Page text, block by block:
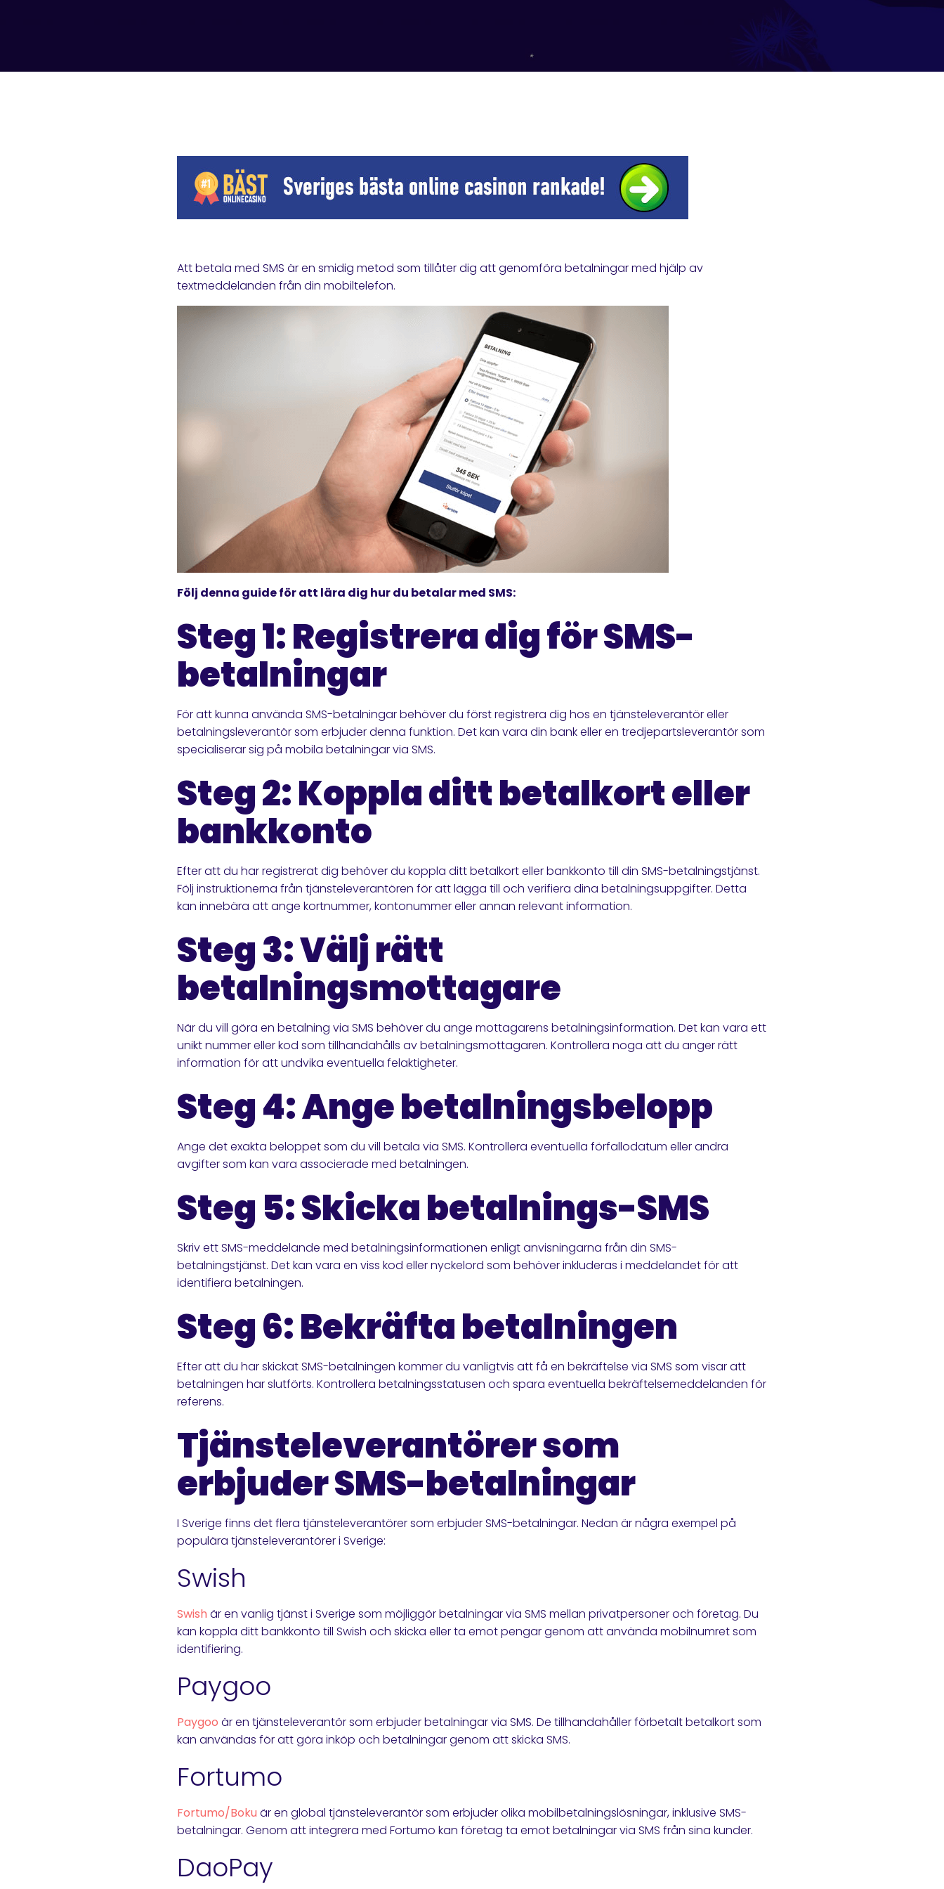
Att betala med SMS är en smidig metod som tillåter dig att genomföra betalningar med hjälp av
textmeddelanden från din mobiltelefon.
Följ denna guide för att lära dig hur du betalar med SMS:
Steg 1: Registrera dig för SMS-
betalningar
För att kunna använda SMS-betalningar behöver du först registrera dig hos en tjänsteleverantör eller
betalningsleverantör som erbjuder denna funktion. Det kan vara din bank eller en tredjepartsleverantör som
specialiserar sig på mobila betalningar via SMS.
Steg 2: Koppla ditt betalkort eller
bankkonto
Efter att du har registrerat dig behöver du koppla ditt betalkort eller bankkonto till din SMS-betalningstjänst.
Följ instruktionerna från tjänsteleverantören för att lägga till och verifiera dina betalningsuppgifter. Detta
kan innebära att ange kortnummer, kontonummer eller annan relevant information.
Steg 3: Välj rätt
betalningsmottagare
När du vill göra en betalning via SMS behöver du ange mottagarens betalningsinformation. Det kan vara ett
unikt nummer eller kod som tillhandahålls av betalningsmottagaren. Kontrollera noga att du anger rätt
information för att undvika eventuella felaktigheter.
Steg 4: Ange betalningsbelopp
Ange det exakta beloppet som du vill betala via SMS. Kontrollera eventuella förfallodatum eller andra
avgifter som kan vara associerade med betalningen.
Steg 5: Skicka betalnings-SMS
Skriv ett SMS-meddelande med betalningsinformationen enligt anvisningarna från din SMS-
betalningstjänst. Det kan vara en viss kod eller nyckelord som behöver inkluderas i meddelandet för att
identifiera betalningen.
Steg 6: Bekräfta betalningen
Efter att du har skickat SMS-betalningen kommer du vanligtvis att få en bekräftelse via SMS som visar att
betalningen har slutförts. Kontrollera betalningsstatusen och spara eventuella bekräftelsemeddelanden för
referens.
Tjänsteleverantörer som
erbjuder SMS-betalningar
I Sverige finns det flera tjänsteleverantörer som erbjuder SMS-betalningar. Nedan är några exempel på
populära tjänsteleverantörer i Sverige:
Swish
Swish är en vanlig tjänst i Sverige som möjliggör betalningar via SMS mellan privatpersoner och företag. Du
kan koppla ditt bankkonto till Swish och skicka eller ta emot pengar genom att använda mobilnumret som
identifiering.
Paygoo
Paygoo är en tjänsteleverantör som erbjuder betalningar via SMS. De tillhandahåller förbetalt betalkort som
kan användas för att göra inköp och betalningar genom att skicka SMS.
Fortumo
Fortumo/Boku är en global tjänsteleverantör som erbjuder olika mobilbetalningslösningar, inklusive SMS-
betalningar. Genom att integrera med Fortumo kan företag ta emot betalningar via SMS från sina kunder.
DaoPay